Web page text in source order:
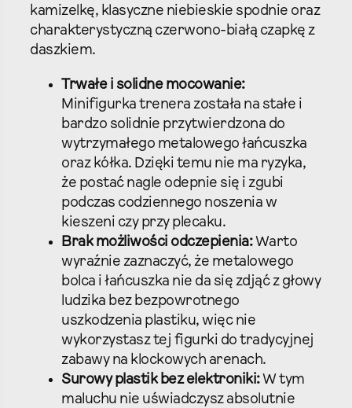
kamizelkę, klasyczne niebieskie spodnie oraz
charakterystyczną czerwono-białą czapkę z
daszkiem.
Trwałe i solidne mocowanie:
Minifigurka trenera została na stałe i
bardzo solidnie przytwierdzona do
wytrzymałego metalowego łańcuszka
oraz kółka. Dzięki temu nie ma ryzyka,
że postać nagle odepnie się i zgubi
podczas codziennego noszenia w
kieszeni czy przy plecaku.
Brak możliwości odczepienia:Warto
wyraźnie zaznaczyć, że metalowego
bolca i łańcuszka nie da się zdjąć z głowy
ludzika bez bezpowrotnego
uszkodzenia plastiku, więc nie
wykorzystasz tej figurki do tradycyjnej
zabawy na klockowych arenach.
Surowy plastik bez elektroniki:W tym
maluchu nie uświadczysz absolutnie